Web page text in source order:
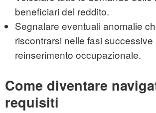
beneficiari del reddito.
Segnalare eventuali anomalie
riscontrarsi nelle fasi successive
reinserimento occupazionale.
Come diventare
requisiti